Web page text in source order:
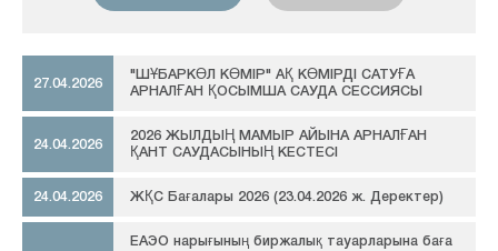
27.04.2026
"ШҰБАРКӨЛ КӨМІР" АҚ КӨМІРДІ САТУҒА
АРНАЛҒАН ҚОСЫМША САУДА СЕССИЯСЫ
24.04.2026
2026 ЖЫЛДЫҢ МАМЫР АЙЫНА АРНАЛҒАН
ҚАНТ САУДАСЫНЫҢ КЕСТЕСІ
24.04.2026 ЖҚС Бағалары 2026 (23.04.2026 ж. Деректер)
ЕАЭО нарығының биржалық тауарларына баға